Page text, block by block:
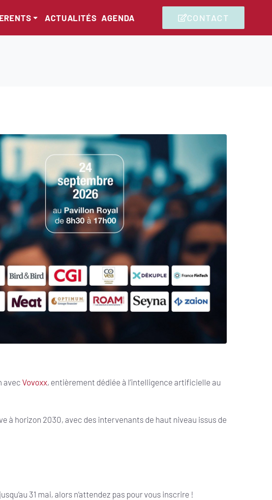
ACTUALITÉS AGENDA CONTACT
avec Vovoxx, entièrement dédiée à l’intelligence artificielle au
horizon 2030, avec des intervenants de haut niveau issus de
31 mai, alors n’attendez pas pour vous inscrire !